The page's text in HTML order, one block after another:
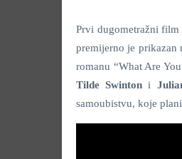
Prvi dugometražni
premijerno je prikazan
romanu “What Are
Tilde Swinton i
samoubistvu, koje